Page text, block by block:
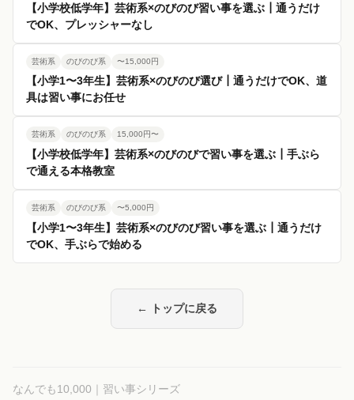
【小学校低学年】芸術系×のびのび習い事を選ぶ┃通うだけ
でOK、プレッシャーなし
芸術系 のびのび系 〜15,000円
【小学1〜3年生】芸術系×のびのび選び┃通うだけでOK、道
具は習い事にお任せ
芸術系 のびのび系 15,000円〜
【小学校低学年】芸術系×のびのびで習い事を選ぶ┃手ぶら
で通える本格教室
芸術系 のびのび系 〜5,000円
【小学1〜3年生】芸術系×のびのび習い事を選ぶ┃通うだけ
でOK、手ぶらで始める
← トップに戻る
なんでも10,000｜習い事シリーズ